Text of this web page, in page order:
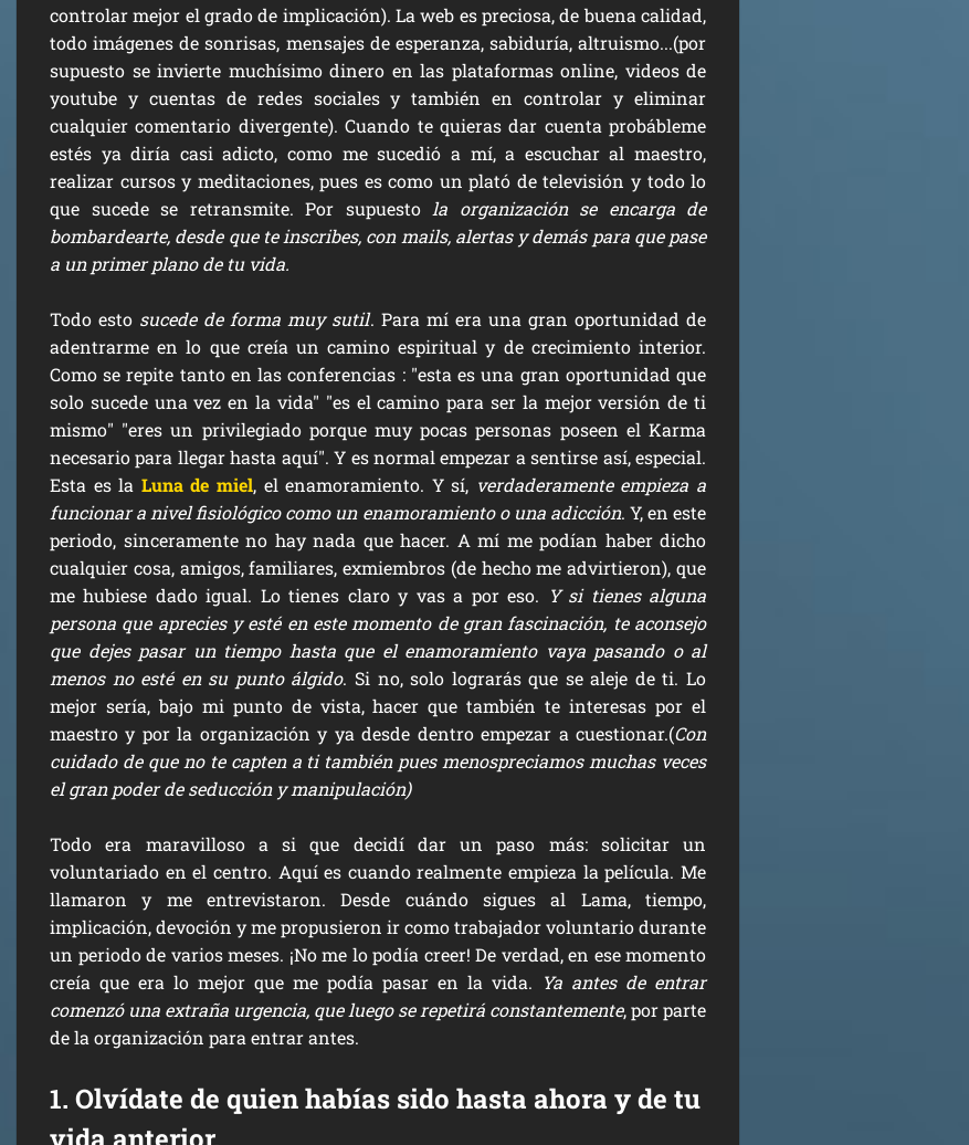
controlar mejor el grado de implicación). La web es preciosa, de buena calidad,
todo imágenes de sonrisas, mensajes de esperanza, sabiduría, altruismo...(por
supuesto se invierte muchísimo dinero en las plataformas online, videos de
youtube y cuentas de redes sociales y también en controlar y eliminar
cualquier comentario divergente). Cuando te quieras dar cuenta probábleme
estés ya diría casi adicto, como me sucedió a mí, a escuchar al maestro,
realizar cursos y meditaciones, pues es como un plató de televisión y todo lo
que sucede se retransmite. Por supuesto la organización se encarga de
bombardearte, desde que te inscribes, con mails, alertas y demás para que pase
a un primer plano de tu vida.
Todo esto sucede de forma muy sutil. Para mí era una gran oportunidad de
adentrarme en lo que creía un camino espiritual y de crecimiento interior.
Como se repite tanto en las conferencias : "esta es una gran oportunidad que
solo sucede una vez en la vida" "es el camino para ser la mejor versión de ti
mismo" "eres un privilegiado porque muy pocas personas poseen el Karma
necesario para llegar hasta aquí". Y es normal empezar a sentirse así, especial.
Esta es la Luna de miel, el enamoramiento. Y sí, verdaderamente empieza a
funcionar a nivel fisiológico como un enamoramiento o una adicción. Y, en este
periodo, sinceramente no hay nada que hacer. A mí me podían haber dicho
cualquier cosa, amigos, familiares, exmiembros (de hecho me advirtieron), que
me hubiese dado igual. Lo tienes claro y vas a por eso. Y si tienes alguna
persona que aprecies y esté en este momento de gran fascinación, te aconsejo
que dejes pasar un tiempo hasta que el enamoramiento vaya pasando o al
menos no esté en su punto álgido. Si no, solo lograrás que se aleje de ti. Lo
mejor sería, bajo mi punto de vista, hacer que también te interesas por el
maestro y por la organización y ya desde dentro empezar a cuestionar.(Con
cuidado de que no te capten a ti también pues menospreciamos muchas veces
el gran poder de seducción y manipulación)
Todo era maravilloso a si que decidí dar un paso más: solicitar un
voluntariado en el centro. Aquí es cuando realmente empieza la película. Me
llamaron y me entrevistaron. Desde cuándo sigues al Lama, tiempo,
implicación, devoción y me propusieron ir como trabajador voluntario durante
un periodo de varios meses. ¡No me lo podía creer! De verdad, en ese momento
creía que era lo mejor que me podía pasar en la vida. Ya antes de entrar
comenzó una extraña urgencia, que luego se repetirá constantemente, por parte
de la organización para entrar antes.
1. Olvídate de quien habías sido hasta ahora y de tu
vida anterior.